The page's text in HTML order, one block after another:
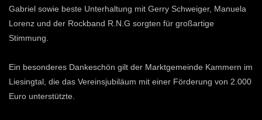
Gabriel sowie beste Unterhaltung mit Gerry Schweiger, Manuela
Lorenz und der Rockband R.N.G sorgten für großartige
Stimmung.
Ein besonderes Dankeschön gilt der Marktgemeinde Kammern im
Liesingtal, die das Vereinsjubiläum mit einer Förderung von 2.000
Euro unterstützte.